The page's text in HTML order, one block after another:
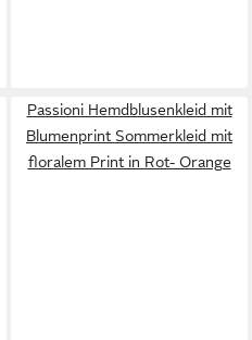
Passioni Hemdblusenkleid mit
Blumenprint Sommerkleid mit
floralem Print in Rot- Orange